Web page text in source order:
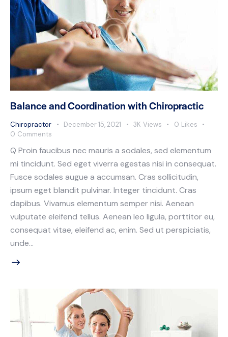
Balance and Coordination with Chiropractic
Chiropractor December 15, 2021 3K Views 0 Likes
0 Comments
Q Proin faucibus nec mauris a sodales, sed elementum
mi tincidunt. Sed eget viverra egestas nisi in consequat.
Fusce sodales augue a accumsan. Cras sollicitudin,
ipsum eget blandit pulvinar. Integer tincidunt. Cras
dapibus. Vivamus elementum semper nisi. Aenean
vulputate eleifend tellus. Aenean leo ligula, porttitor eu,
consequat vitae, eleifend ac, enim. Sed ut perspiciatis,
unde…